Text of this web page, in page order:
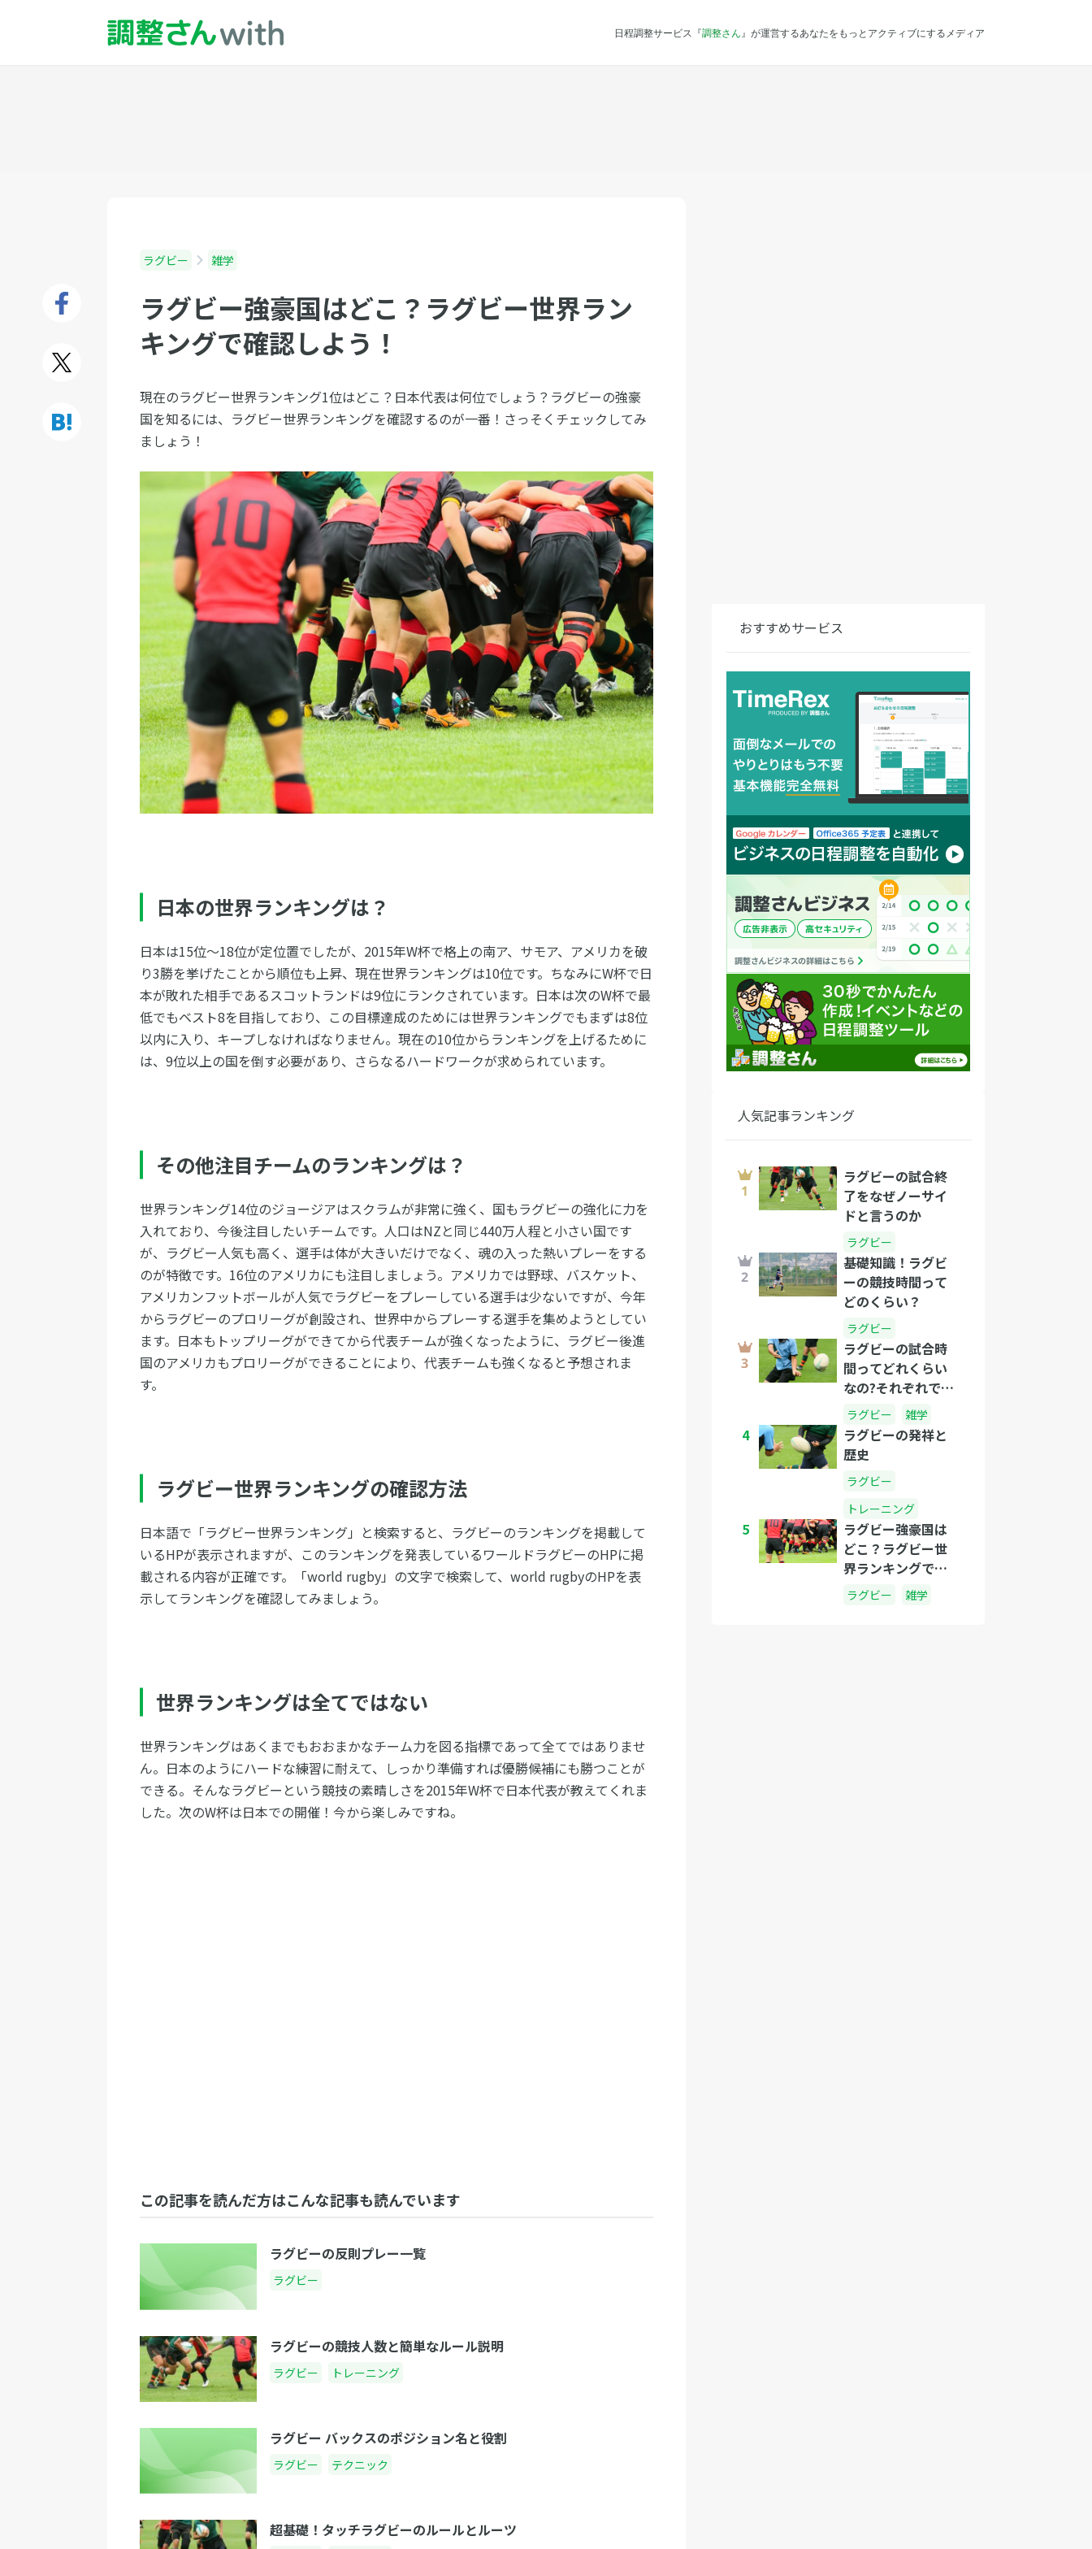
日程調整サービス『調整さん 』が運営するあなたをもっとアクティブにするメディア
ラグビー 雑学
ラグビー強豪国はどこ？ラグビー世界ラン
キングで確認しよう！
現在のラグビー世界ランキング1位はどこ？日本代表は何位でしょう？ラグビーの強豪
国を知るには、ラグビー世界ランキングを確認するのが一番！さっそくチェックしてみ
ましょう！
日本の世界ランキングは？
日本は15位〜18位が定位置でしたが、2015年W杯で格上の南ア、サモア、アメリカを破
り3勝を挙げたことから順位も上昇、現在世界ランキングは10位です。ちなみにW杯で日
本が敗れた相手であるスコットランドは9位にランクされています。日本は次のW杯で最
低でもベスト8を目指しており、この目標達成のためには世界ランキングでもまずは8位
以内に入り、キープしなければなりません。現在の10位からランキングを上げるために
は、9位以上の国を倒す必要があり、さらなるハードワークが求められています。
その他注目チームのランキングは？
世界ランキング14位のジョージアはスクラムが非常に強く、国もラグビーの強化に力を
入れており、今後注目したいチームです。人口はNZと同じ440万人程と小さい国です
が、ラグビー人気も高く、選手は体が大きいだけでなく、魂の入った熱いプレーをする
のが特徴です。16位のアメリカにも注目しましょう。アメリカでは野球、バスケット、
アメリカンフットボールが人気でラグビーをプレーしている選手は少ないですが、今年
からラグビーのプロリーグが創設され、世界中からプレーする選手を集めようとしてい
ます。日本もトップリーグができてから代表チームが強くなったように、ラグビー後進
国のアメリカもプロリーグができることにより、代表チームも強くなると予想されま
す。
ラグビー世界ランキングの確認方法
日本語で「ラグビー世界ランキング」と検索すると、ラグビーのランキングを掲載して
いるHPが表示されますが、このランキングを発表しているワールドラグビーのHPに掲
載される内容が正確です。「world rugby」の文字で検索して、world rugbyのHPを表
示してランキングを確認してみましょう。
世界ランキングは全てではない
世界ランキングはあくまでもおおまかなチーム力を図る指標であって全てではありませ
ん。日本のようにハードな練習に耐えて、しっかり準備すれば優勝候補にも勝つことが
できる。そんなラグビーという競技の素晴しさを2015年W杯で日本代表が教えてくれま
した。次のW杯は日本での開催！今から楽しみですね。
この記事を読んだ方はこんな記事も読んでいます
ラグビーの反則プレー一覧
ラグビー
ラグビーの競技人数と簡単なルール説明
ラグビー トレーニング
ラグビー バックスのポジション名と役割
ラグビー テクニック
超基礎！タッチラグビーのルールとルーツ
おすすめサービス
人気記事ランキング
ラグビーの試合終
了をなぜノーサイ
ドと言うのか
ラグビー
基礎知識！ラグビ
ーの競技時間って
どのくらい？
ラグビー
ラグビーの試合時
間ってどれくらい
なの?それぞれで違
うラグビー試合時
間
ラグビー 雑学
4
ラグビーの発祥と
歴史
ラグビー
トレーニング
5
ラグビー強豪国は
どこ？ラグビー世
界ランキングで確
認しよう！
ラグビー 雑学